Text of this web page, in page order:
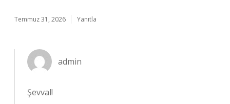
Temmuz 31, 2026 Yanıtla
admin
Şevval!